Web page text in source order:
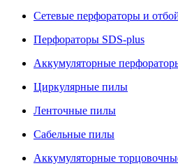
Сетевые перфораторы и
Перфораторы SDS-plus
Аккумуляторные
Циркулярные пилы
Ленточные пилы
Сабельные пилы
Аккумуляторные